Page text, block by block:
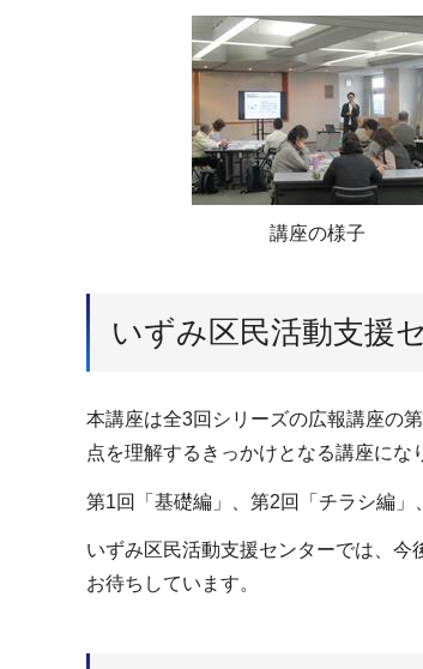
講座の様子
いずみ区民活動支援
本講座は全3回シリーズの広報講座の
点を理解するきっかけとなる講座に
第1回「基礎編」、第2回「チラシ編
いずみ区民活動支援センターでは、
お待ちしています。